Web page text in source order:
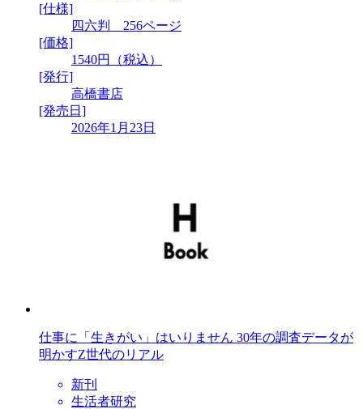
[仕様]
四六判 256ページ
[価格]
1540円（税込）
[発行]
高橋書店
[発売日]
2026年1月23日
仕事に「生きがい」はいりません 30年の調査データが
明かすZ世代のリアル
新刊
生活者研究